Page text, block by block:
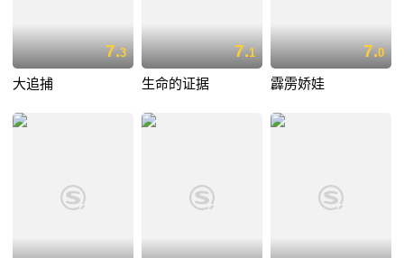
7.3
大追捕
7.1
生命的证据
7.0
霹雳娇娃